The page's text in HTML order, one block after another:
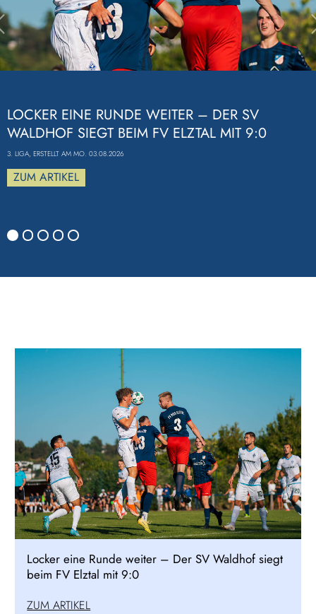
LOCKER EINE RUNDE WEITER – DER SV
WALDHOF SIEGT BEIM FV ELZTAL MIT 9:0
3. LIGA, ERSTELLT AM MO. 03.08.2026
ZUM ARTIKEL
Locker eine Runde weiter – Der SV Waldhof siegt
beim FV Elztal mit 9:0
ZUM ARTIKEL